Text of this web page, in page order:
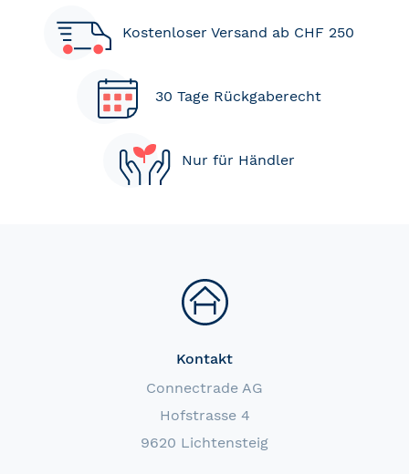
Kostenloser Versand ab CHF 250
30 Tage Rückgaberecht
Nur für Händler
Kontakt
Connectrade AG
Hofstrasse 4
9620 Lichtensteig